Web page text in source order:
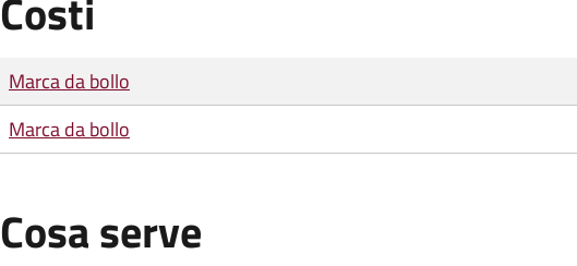
Costi
Tipo di pagamento
Importo
Marca da bollo
Marca da bollo
Cosa serve